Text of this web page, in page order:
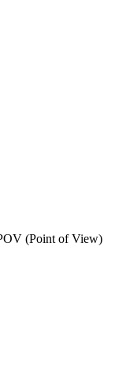
(Point of View)